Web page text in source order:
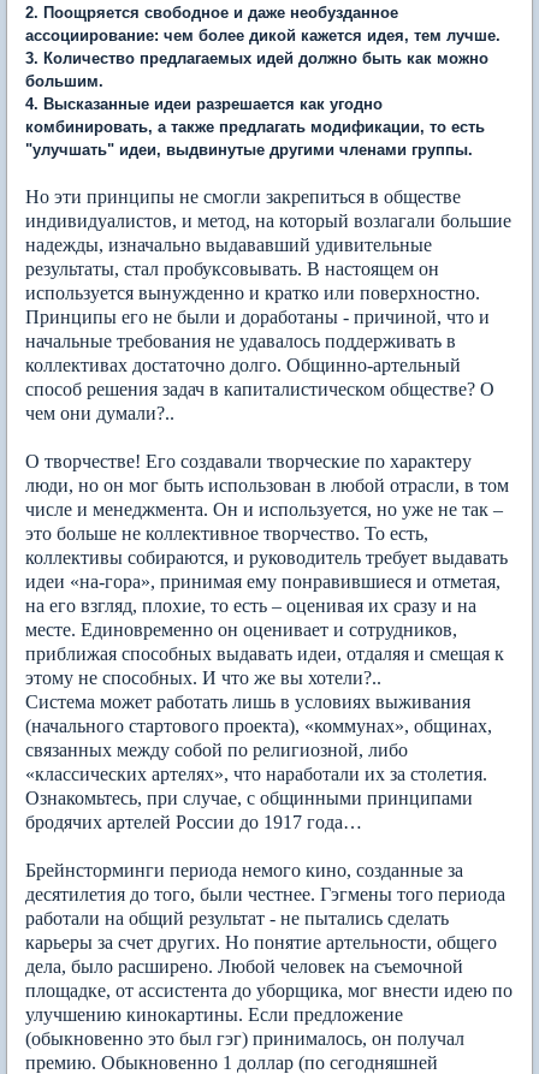
2. Поощряется свободное и даже необузданное
ассоциирование: чем более дикой кажется идея, тем лучше.
3. Количество предлагаемых идей должно быть как можно
большим.
4. Высказанные идеи разрешается как угодно
комбинировать, а также предлагать модификации, то есть
"улучшать" идеи, выдвинутые другими членами группы.
Но эти принципы не смогли закрепиться в обществе
индивидуалистов, и метод, на который возлагали большие
надежды, изначально выдававший удивительные
результаты, стал пробуксовывать. В настоящем он
используется вынужденно и кратко или поверхностно.
Принципы его не были и доработаны - причиной, что и
начальные требования не удавалось поддерживать в
коллективах достаточно долго. Общинно-артельный
способ решения задач в капиталистическом обществе? О
чем они думали?..
О творчестве! Его создавали творческие по характеру
люди, но он мог быть использован в любой отрасли, в том
числе и менеджмента. Он и используется, но уже не так –
это больше не коллективное творчество. То есть,
коллективы собираются, и руководитель требует выдавать
идеи «на-гора», принимая ему понравившиеся и отметая,
на его взгляд, плохие, то есть – оценивая их сразу и на
месте. Единовременно он оценивает и сотрудников,
приближая способных выдавать идеи, отдаляя и смещая к
этому не способных. И что же вы хотели?..
Система может работать лишь в условиях выживания
(начального стартового проекта), «коммунах», общинах,
связанных между собой по религиозной, либо
«классических артелях», что наработали их за столетия.
Ознакомьтесь, при случае, с общинными принципами
бродячих артелей России до 1917 года…
Брейнсторминги периода немого кино, созданные за
десятилетия до того, были честнее. Гэгмены того периода
работали на общий результат - не пытались сделать
карьеры за счет других. Но понятие артельности, общего
дела, было расширено. Любой человек на съемочной
площадке, от ассистента до уборщика, мог внести идею по
улучшению кинокартины. Если предложение
(обыкновенно это был гэг) принималось, он получал
премию. Обыкновенно 1 доллар (по сегодняшней